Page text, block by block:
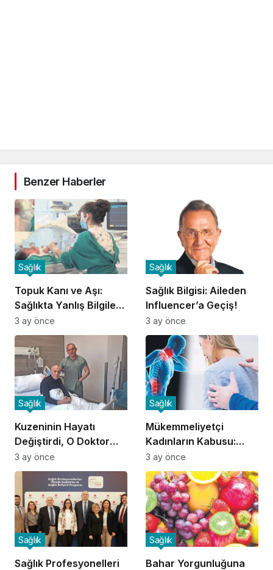
Benzer Haberler
Topuk Kanı ve Aşı:
Sağlıkta Yanlış Bilgilere
Dikkat!
Sağlık
3 ay önce
Sağlık Bilgisi: Aileden
Influencer’a Geçiş!
Sağlık
3 ay önce
Kuzeninin Hayatı
Değiştirdi, O Doktor
Oldu!
Sağlık
3 ay önce
Mükemmeliyetçi
Kadınların Kabusu:
Fibromiyalji!
Sağlık
3 ay önce
Sağlık Profesyonelleri
Sağlık
Bahar Yorgunluğuna
Sağlık